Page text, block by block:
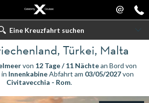
@
Eine Kreuzfahrt suchen
Türkei, Malta
von 12 Tage / 11 Nächtean Bord von
in InnenkabineAbfahrt am 03/05/2027von
Civitavecchia - Rom.